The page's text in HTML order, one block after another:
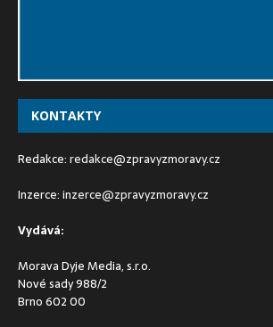
KONTAKTY
Redakce:redakce@zpravyzmoravy.cz
Inzerce:inzerce@zpravyzmoravy.cz
Vydává:
Morava Dyje Media, s.r.o.
Nové sady 988/2
Brno 602 00